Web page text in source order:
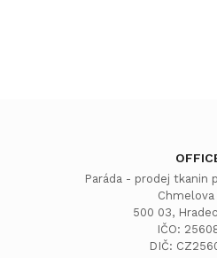
Paráda - prodej tkanin
Chmelova
500 03,
IČO:
DIČ: